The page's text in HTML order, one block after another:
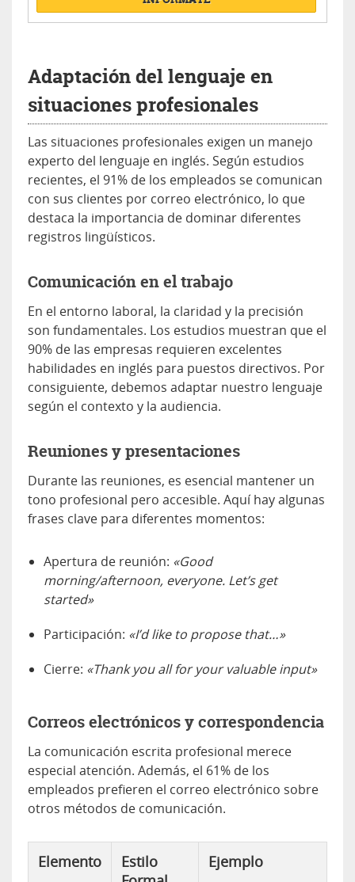
Adaptación del lenguaje en
situaciones profesionales
Las situaciones profesionales exigen un manejo
experto del lenguaje en inglés. Según estudios
recientes, el 91% de los empleados se comunican
con sus clientes por correo electrónico, lo que
destaca la importancia de dominar diferentes
registros lingüísticos.
Comunicación en el trabajo
En el entorno laboral, la claridad y la precisión
son fundamentales. Los estudios muestran que el
90% de las empresas requieren excelentes
habilidades en inglés para puestos directivos. Por
consiguiente, debemos adaptar nuestro lenguaje
según el contexto y la audiencia.
Reuniones y presentaciones
Durante las reuniones, es esencial mantener un
tono profesional pero accesible. Aquí hay algunas
frases clave para diferentes momentos:
Apertura de reunión: «Good
morning/afternoon, everyone. Let’s get
started»
Participación: «I’d like to propose that…»
Cierre: «Thank you all for your valuable input»
Correos electrónicos y correspondencia
La comunicación escrita profesional merece
especial atención. Además, el 61% de los
empleados prefieren el correo electrónico sobre
otros métodos de comunicación.
Elemento
Estilo
Ejemplo